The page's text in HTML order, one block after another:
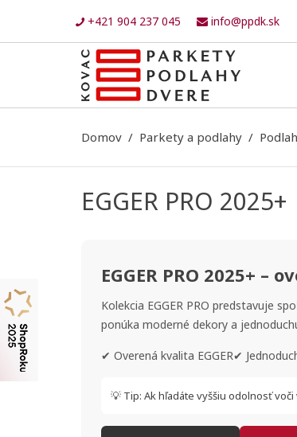
+421 904 237 045 info@ppdk.sk
Domov Parkety a podlahy
EGGER PRO 2025+
EGGER PRO 2025+ –
Kolekcia EGGER PRO predstavuje
ponúka moderné dekory a
✔ Overená kvalita EGGER✔
💡 Tip: Ak hľadáte vyššiu odolnosť